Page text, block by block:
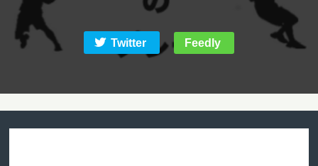
Twitter Feedly